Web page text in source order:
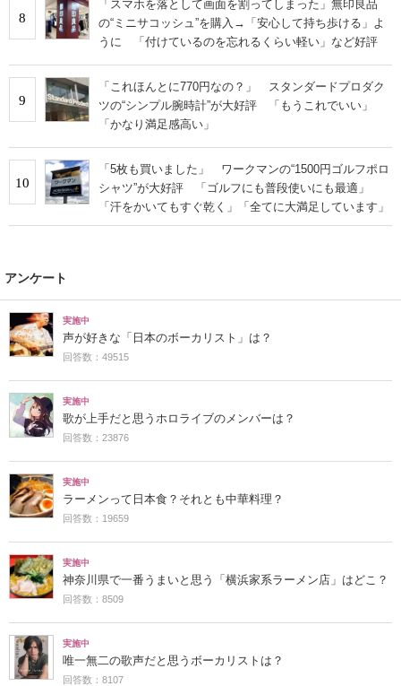
8
「スマホを落として画面を割ってしまった」無印良品
の“ミニサコッシュ”を購入→「安心して持ち歩ける」よ
うに 「付けているのを忘れるくらい軽い」など好評
9
「これほんとに770円なの？」 スタンダードプロダク
ツの“シンプル腕時計”が大好評 「もうこれでいい」
「かなり満足感高い」
10
「5枚も買いました」 ワークマンの“1500円ゴルフポロ
シャツ”が大好評 「ゴルフにも普段使いにも最適」
「汗をかいてもすぐ乾く」「全てに大満足しています」
アンケート
実施中
声が好きな「日本のボーカリスト」は？
回答数：49515
実施中
歌が上手だと思うホロライブのメンバーは？
回答数：23876
実施中
ラーメンって日本食？それとも中華料理？
回答数：19659
実施中
神奈川県で一番うまいと思う「横浜家系ラーメン店」はどこ？
回答数：8509
実施中
唯一無二の歌声だと思うボーカリストは？
回答数：8107